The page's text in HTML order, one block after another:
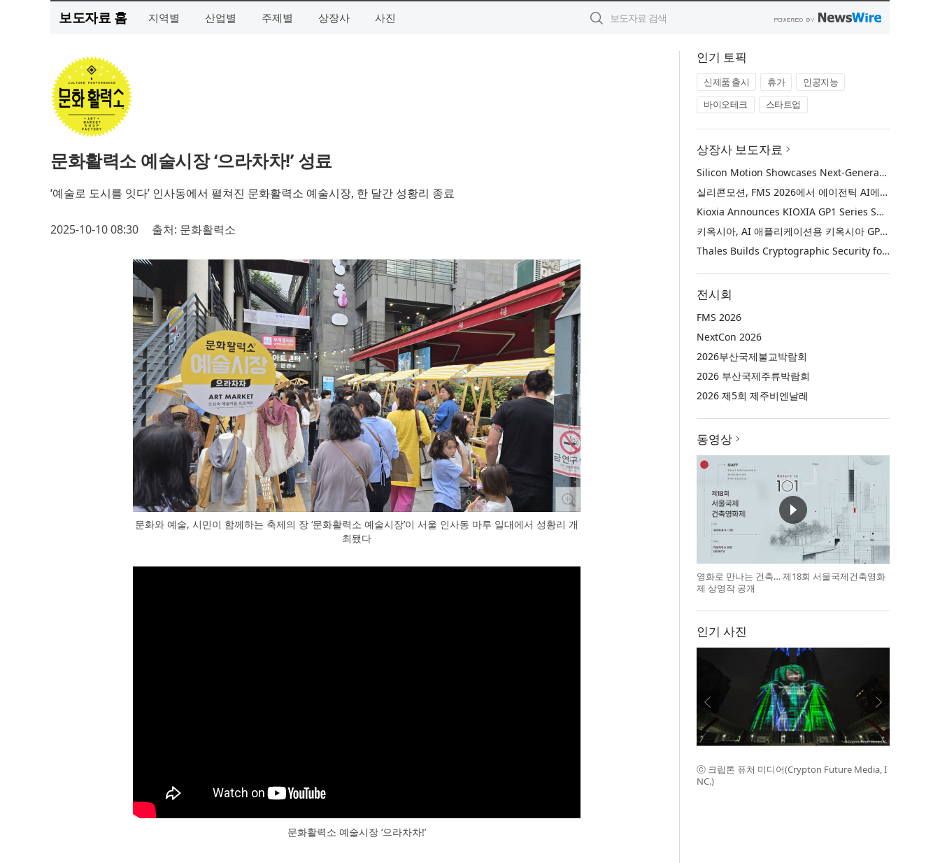
보도자료 홈 지역별 산업별 주제별 상장사 사진
문화활력소 예술시장 ‘으라차차!’ 성료
‘예술로 도시를 잇다’ 인사동에서 펼쳐진 문화활력소 예술시장, 한 달간 성황리 종료
2025-10-10 08:30 출처: 문화활력소
문화와 예술, 시민이 함께하는 축제의 장 ‘문화활력소 예술시장’이 서울 인사동 마루 일대에서 성황리 개
최됐다
문화활력소 예술시장 ‘으라차차!’
인기 토픽
신제품 출시 휴가
인공지능
바이오테크
스타트업
상장사 보도자료
Silicon Motion Showcases Next-Generation Storage Solutions for Agentic AI Applications at FMS 2026
실리콘모션, FMS 2026에서 에이전틱 AI에 활용하기 위한 차세대 스토리지 솔루션 공개
Kioxia Announces KIOXIA GP1 Series Super High IOPS SSDs for AI Applications
키옥시아, AI 애플리케이션용 키옥시아 GP1 시리즈 슈퍼 하이 IOPS SSD 발표
Thales Builds Cryptographic Security for the Age of AI and Post-Quantum Computing
전시회
FMS 2026
NextCon 2026
2026부산국제불교박람회
2026 부산국제주류박람회
2026 제5회 제주비엔날레
동영상
영화로 만나는 건축… 제18회 서울국제건축영화
제 상영작 공개
인기 사진
ⓒ 크립톤 퓨처 미디어(Crypton Future Media, I
NC.)